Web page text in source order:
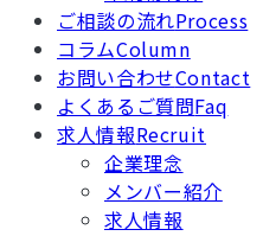
ご相談の流れProcess
コラムColumn
お問い合わせContact
よくあるご質問Faq
求人情報Recruit
企業理念
メンバー紹介
求人情報